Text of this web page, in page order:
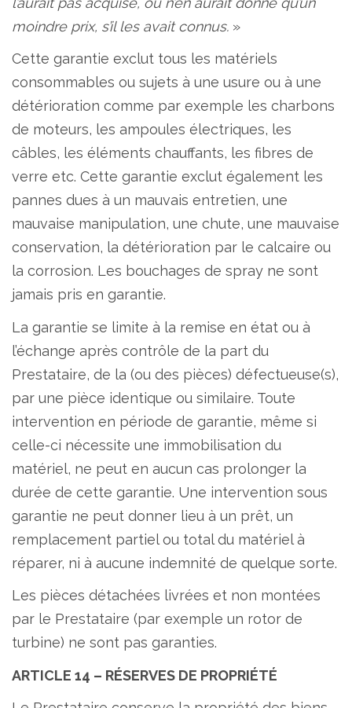
moindre prix, s’il les avait connus. »
Cette garantie exclut tous les matériels
consommables ou sujets à une usure ou à une
détérioration comme par exemple les charbons
de moteurs, les ampoules électriques, les
câbles, les éléments chauffants, les fibres de
verre etc. Cette garantie exclut également les
pannes dues à un mauvais entretien, une
mauvaise manipulation, une chute, une mauvaise
conservation, la détérioration par le calcaire ou
la corrosion. Les bouchages de spray ne sont
jamais pris en garantie.
La garantie se limite à la remise en état ou à
l’échange après contrôle de la part du
Prestataire, de la (ou des pièces) défectueuse(s),
par une pièce identique ou similaire. Toute
intervention en période de garantie, même si
celle-ci nécessite une immobilisation du
matériel, ne peut en aucun cas prolonger la
durée de cette garantie. Une intervention sous
garantie ne peut donner lieu à un prêt, un
remplacement partiel ou total du matériel à
réparer, ni à aucune indemnité de quelque sorte.
Les pièces détachées livrées et non montées
par le Prestataire (par exemple un rotor de
turbine) ne sont pas garanties.
ARTICLE 14 – RÉSERVES DE PROPRIÉTÉ